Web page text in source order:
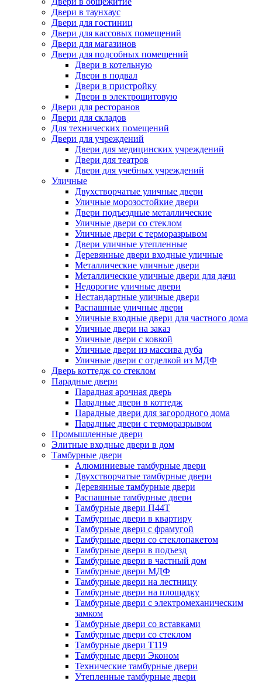
Двери в таунхаус
Двери для гостиниц
Двери для кассовых помещений
Двери для магазинов
Двери для подсобных помещений
Двери в котельную
Двери в подвал
Двери в пристройку
Двери в электрощитовую
Двери для ресторанов
Двери для складов
Для технических помещений
Двери для учреждений
Двери для медицинских учреждений
Двери для театров
Двери для учебных учреждений
Уличные
Двухстворчатые уличные двери
Уличные морозостойкие двери
Двери подъездные металлические
Уличные двери со стеклом
Уличные двери с терморазрывом
Двери уличные утепленные
Деревянные двери входные уличные
Металлические уличные двери
Металлические уличные двери для дачи
Недорогие уличные двери
Нестандартные уличные двери
Распашные уличные двери
Уличные входные двери для частного дома
Уличные двери на заказ
Уличные двери с ковкой
Уличные двери из массива дуба
Уличные двери с отделкой из МДФ
Дверь коттедж со стеклом
Парадные двери
Парадная арочная дверь
Парадные двери в коттедж
Парадные двери для загородного дома
Парадные двери с терморазрывом
Промышленные двери
Элитные входные двери в дом
Тамбурные двери
Алюминиевые тамбурные двери
Двухстворчатые тамбурные двери
Деревянные тамбурные двери
Распашные тамбурные двери
Тамбурные двери П44Т
Тамбурные двери в квартиру
Тамбурные двери с фрамугой
Тамбурные двери со стеклопакетом
Тамбурные двери в подъезд
Тамбурные двери в частный дом
Тамбурные двери МДФ
Тамбурные двери на лестницу
Тамбурные двери на площадку
Тамбурные двери с электромеханическим
замком
Тамбурные двери со вставками
Тамбурные двери со стеклом
Тамбурные двери Т119
Тамбурные двери Эконом
Технические тамбурные двери
Утепленные тамбурные двери